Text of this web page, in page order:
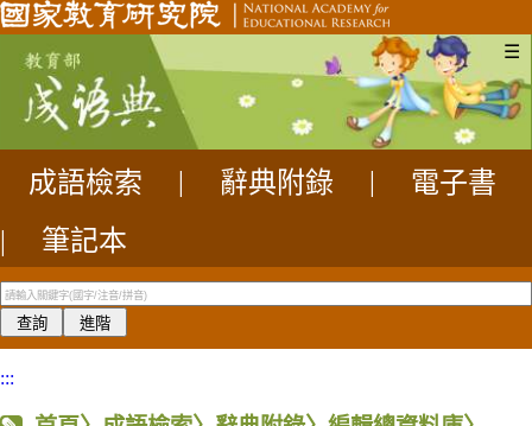
☰
成語檢索 辭典附錄
電子書
|
筆記本
:::